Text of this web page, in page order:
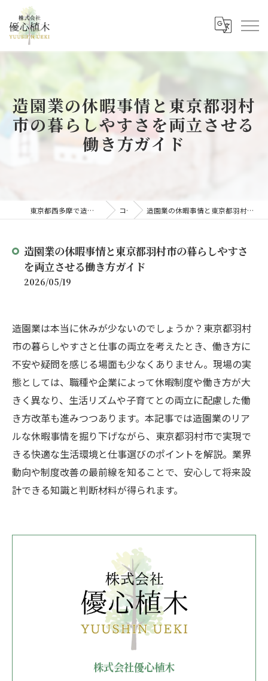
造園業の休暇事情と東京都羽村
市の暮らしやすさを両立させる
働き方ガイド
東京都西多摩で造園の求人なら株式会社優心植木 コラム 造園業の休暇事情と東京都羽村市の暮らしやすさを両立させる働き方ガイド
造園業の休暇事情と東京都羽村市の暮らしやすさ
を両立させる働き方ガイド
2026/05/19
造園業は本当に休みが少ないのでしょうか？東京都羽村
市の暮らしやすさと仕事の両立を考えたとき、働き方に
不安や疑問を感じる場面も少なくありません。現場の実
態としては、職種や企業によって休暇制度や働き方が大
きく異なり、生活リズムや子育てとの両立に配慮した働
き方改革も進みつつあります。本記事では造園業のリア
ルな休暇事情を掘り下げながら、東京都羽村市で実現で
きる快適な生活環境と仕事選びのポイントを解説。業界
動向や制度改善の最前線を知ることで、安心して将来設
計できる知識と判断材料が得られます。
株式会社優心植木